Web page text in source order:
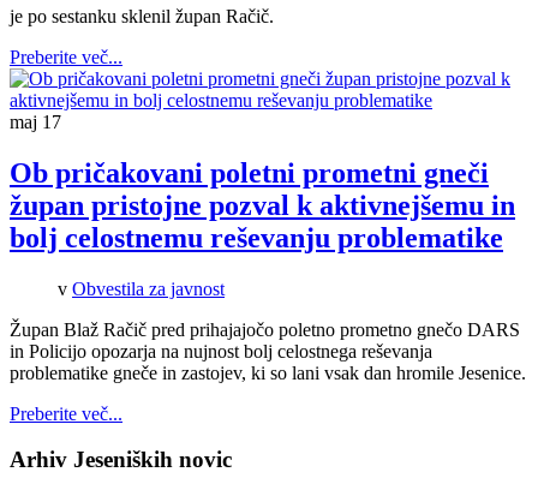
je po sestanku sklenil župan Račič.
Preberite več...
maj 17
Ob pričakovani poletni prometni gneči
župan pristojne pozval k aktivnejšemu in
bolj celostnemu reševanju problematike
v Obvestila za javnost
Župan Blaž Račič pred prihajajočo poletno prometno gnečo DARS
in Policijo opozarja na nujnost bolj celostnega reševanja
problematike gneče in zastojev, ki so lani vsak dan hromile Jesenice.
Preberite več...
Arhiv Jeseniških novic